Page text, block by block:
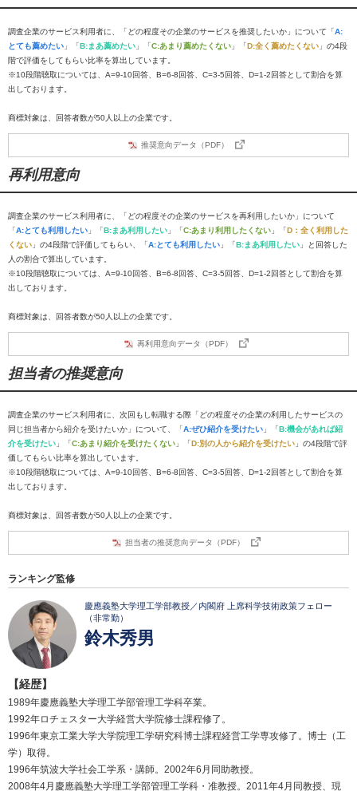
調査企業のサービス利用者に、「どの程度その企業のサービスを推奨したいか」について「A:
とても薦めたい 」「B:まあ薦めたい 」「C:あまり薦めたくない 」「D:全く薦めたくない 」の4段
階で評価をしてもらい比率を算出しています。
※10段階聴取については、A=9-10回答、B=6-8回答、C=3-5回答、D=1-2回答として割合を算
出しております。
商標対象は、回答者数が50人以上の企業です。
推奨意向データ（PDF）
再利用意向
調査企業のサービス利用者に、「どの程度その企業のサービスを再利用したいか」について
「A:とても利用したい 」「B:まあ利用したい 」「C:あまり利用したくない 」「D：全く利用した
くない 」の4段階で評価してもらい、「A:とても利用したい 」「B:まあ利用したい 」と回答した
人の割合で算出しています。
※10段階聴取については、A=9-10回答、B=6-8回答、C=3-5回答、D=1-2回答として割合を算
出しております。
商標対象は、回答者数が50人以上の企業です。
再利用意向データ（PDF）
担当者の推奨意向
調査企業のサービス利用者に、次回もし転職する際「どの程度その企業の利用したサービスの
同じ担当者から紹介を受けたいか」について、「A:ぜひ紹介を受けたい 」「B:機会があれば紹
介を受けたい 」「C:あまり紹介を受けたくない 」「D:別の人から紹介を受けたい 」の4段階で評
価してもらい比率を算出しています。
※10段階聴取については、A=9-10回答、B=6-8回答、C=3-5回答、D=1-2回答として割合を算
出しております。
商標対象は、回答者数が50人以上の企業です。
担当者の推奨意向データ（PDF）
ランキング監修
慶應義塾大学理工学部教授／内閣府 上席科学技術政策フェロー
（非常勤）
鈴木秀男
【経歴】
1989年慶應義塾大学理工学部管理工学科卒業。
1992年ロチェスター大学経営大学院修士課程修了。
1996年東京工業大学大学院理工学研究科博士課程経営工学専攻修了。博士（工
学）取得。
1996年筑波大学社会工学系・講師。2002年6月同助教授。
2008年4月慶應義塾大学理工学部管理工学科・准教授。2011年4月同教授、現